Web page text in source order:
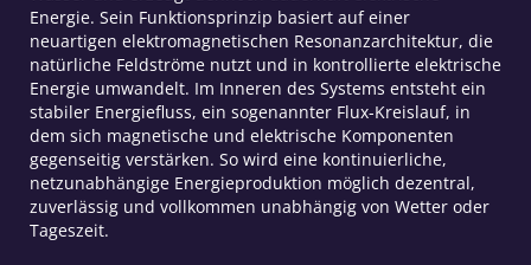
Energie. Sein Funktionsprinzip basiert auf einer
neuartigen elektromagnetischen Resonanzarchitektur, die
natürliche Feldströme nutzt und in kontrollierte elektrische
Energie umwandelt. Im Inneren des Systems entsteht ein
stabiler Energiefluss, ein sogenannter Flux-Kreislauf, in
dem sich magnetische und elektrische Komponenten
gegenseitig verstärken. So wird eine kontinuierliche,
netzunabhängige Energieproduktion möglich dezentral,
zuverlässig und vollkommen unabhängig von Wetter oder
Tageszeit.